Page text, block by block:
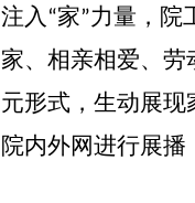
注入“家”力量，院
家、相亲相爱、
元形式，生动展
院内外网进行展